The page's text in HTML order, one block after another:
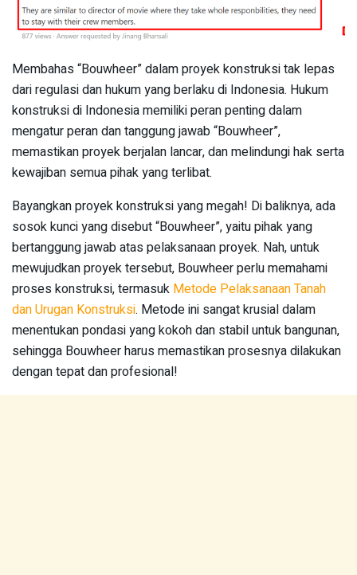
Membahas “Bouwheer” dalam proyek konstruksi tak lepas
dari regulasi dan hukum yang berlaku di Indonesia. Hukum
konstruksi di Indonesia memiliki peran penting dalam
mengatur peran dan tanggung jawab “Bouwheer”,
memastikan proyek berjalan lancar, dan melindungi hak serta
kewajiban semua pihak yang terlibat.
Bayangkan proyek konstruksi yang megah! Di baliknya, ada
sosok kunci yang disebut “Bouwheer”, yaitu pihak yang
bertanggung jawab atas pelaksanaan proyek. Nah, untuk
mewujudkan proyek tersebut, Bouwheer perlu memahami
proses konstruksi, termasuk Metode Pelaksanaan Tanah
dan Urugan Konstruksi. Metode ini sangat krusial dalam
menentukan pondasi yang kokoh dan stabil untuk bangunan,
sehingga Bouwheer harus memastikan prosesnya dilakukan
dengan tepat dan profesional!